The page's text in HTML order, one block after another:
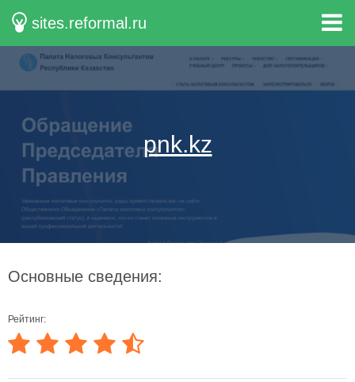
sites.reformal.ru
pnk.kz
Основные сведения:
Рейтинг: